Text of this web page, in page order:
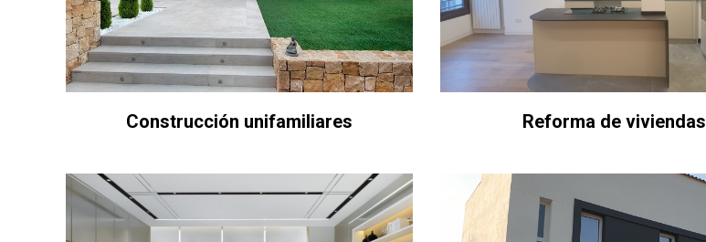
Construcción unifamiliares Reforma de viviendas